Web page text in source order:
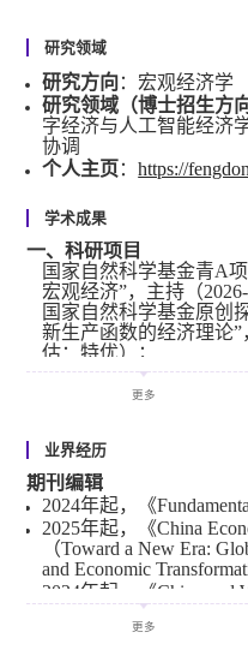
研究领域
研究方向 ：宏观经济学
研究领域（博士招生方
字经济与人工智能经济
协调
个人主页 ：https://
学术成果
一、科研项目
国家自然科学基金青A
宏观经济”，主持（2026-
国家自然科学基金原创
新生产函数的经济理论”
估：特优）；
国家自然科学基金青B
学”，主持（2022-2024
持；
国家自然科学基金青C
货币政策与宏观审慎调
估：特优）；
二、荣誉奖励
张培刚发展经济学青年
中国人民银行重点研究
更多
业界经历
期刊编辑
2024年起，《
2025年起，《China
（Toward a New Era:
and Economic
2024年起，《China and
2022年起，《
2021年起，《
更多